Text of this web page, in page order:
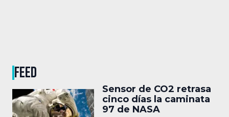
FEED
Sensor de CO2 retrasa
cinco días la caminata
97 de NASA